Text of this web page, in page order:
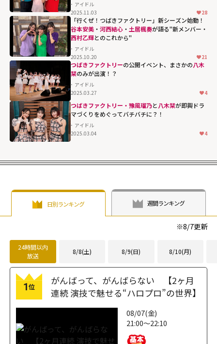
アイドル
2025.11.03
28
西村乙輝とのこ
れから""
width="304"
height="203"
loading="lazy"
fetchpriority="h
igh">
「行くぜ！つばきファクトリー」新シーズン始動！
谷本安美 ・ 河西結心 ・ 土居楓奏が語る"新メンバー・
西村乙輝とのこれから"
アイドル
2025.10.20
21
つばきファクトリーの公開イベント、まさかの八木
栞のみが出演！？
アイドル
2025.03.27
4
つばきファクトリー・豫風瑠乃と八木栞が即興ドラ
マづくりをめぐってバチバチに？！
アイドル
2025.03.04
4
日別ランキング 週間ランキング
※8/7更新
24時間以内
放送
8/8(土) 8/9(日) 8/10(月)
1位
がんばって、がんばらない 【2ヶ月
連続 演技で魅せる“ハロプロ”の世界】
08/07(金)
21:00～22:10